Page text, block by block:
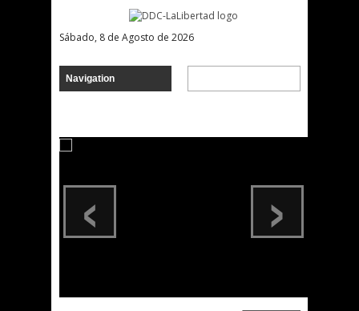
Sábado, 8 de Agosto de 2026
›
‹